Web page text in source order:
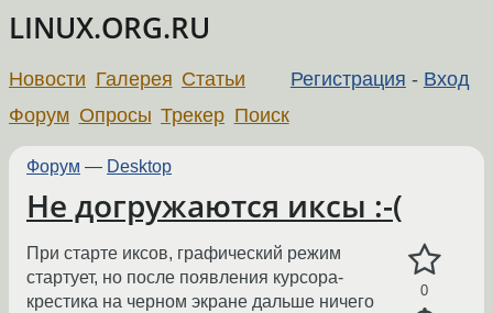
LINUX.ORG.RU
Регистрация - Вход
Новости Галерея Статьи
Форум Опросы Трекер Поиск
Форум — Desktop
Не догружаются иксы :-(
0
При старте иксов, графический режим
стартует, но после появления курсора-
крестика на черном экране дальше ничего